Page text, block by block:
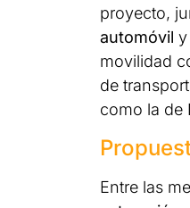
proyecto,
automóvil y
movilidad
de
como la de
Entre las